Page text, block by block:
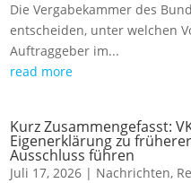
Die Vergabekammer des
entscheiden, unter welchen
Auftraggeber im...
read more
Kurz Zusammengefasst:
Eigenerklärung zu
Ausschluss führen
Juli 17, 2026 | Nachrichten,